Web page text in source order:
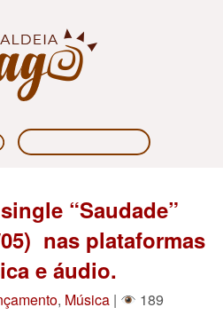
“Saudade”
nas plataformas
e áudio.
, Música |
189